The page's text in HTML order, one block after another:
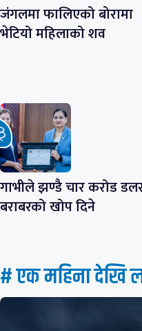
जंगलमा फालिएको बोरामा
भेटियो महिलाको शव
गाभीले झण्डै चार करोड
बराबरको खोप दिने
# एक महिना देखि